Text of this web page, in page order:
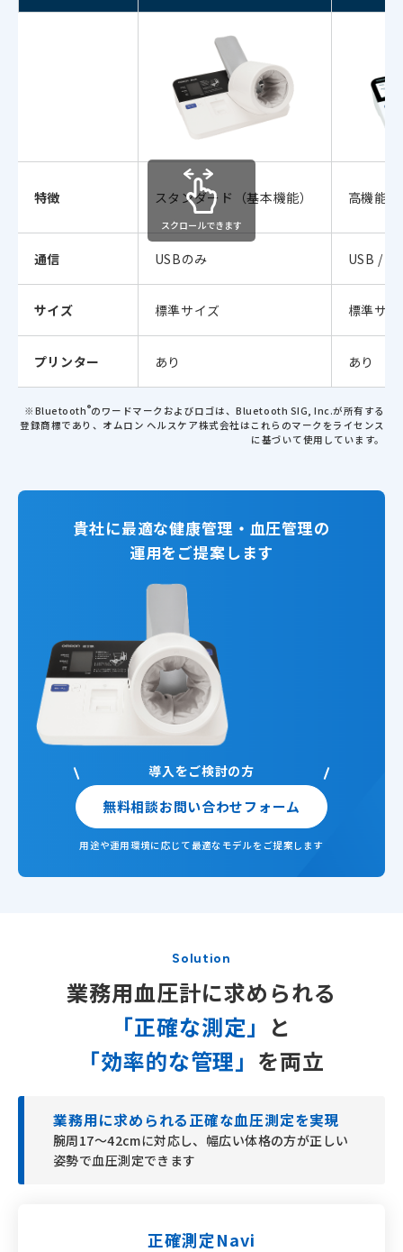
特徴 スタンダード（基本機能） 高機能
通信 USBのみ USB /
サイズ 標準サイズ 標準サ
プリンター あり あり
スクロールできます
※Bluetooth®のワードマークおよびロゴは、Bluetooth SIG, Inc.が所有する
登録商標であり、オムロン ヘルスケア株式会社はこれらのマークをライセンス
に基づいて使用しています。
貴社に最適な健康管理・血圧管理の
運用をご提案します
導入をご検討の方
無料相談お問い合わせフォーム
用途や運用環境に応じて最適なモデルをご提案します
Solution
業務用血圧計に求められる
「正確な測定」 と
「効率的な管理」 を両立
業務用に求められる正確な血圧測定を実現
腕周17〜42cmに対応し、幅広い体格の方が正しい
姿勢で血圧測定できます
正確測定Navi